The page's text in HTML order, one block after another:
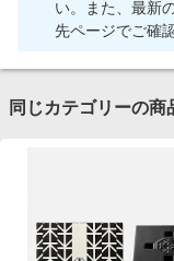
い。また、最新
先ページでご確
同じカテゴリーの商